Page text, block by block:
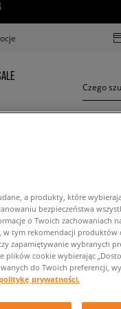
użyć mniejszej
a produkty, które
bezpieczeństwa
o Twoich zachowaniach
w tym rekomendacji produktów
zapamiętywanie wybranych
plików cookie wybierając
do Twoich preferencji,
prywatności.